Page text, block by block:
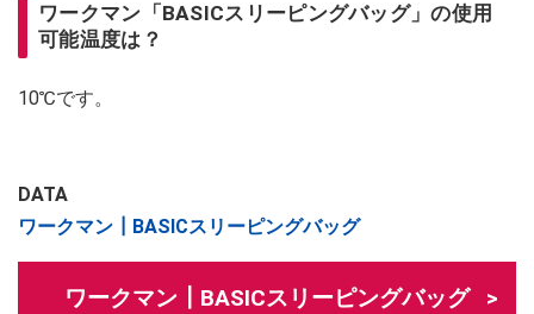
ワークマン「BASICスリーピングバッグ」の使用
可能温度は？
10℃です。
DATA
ワークマン┃BASICスリーピングバッグ
ワークマン┃BASICスリーピングバッグ